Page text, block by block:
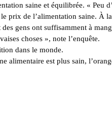
saine et équilibrée. « Peu
prix de l’alimentation saine. À
gens ont suffisamment à
choses », note l’enquête.
dans le monde.
alimentaire est plus sain,